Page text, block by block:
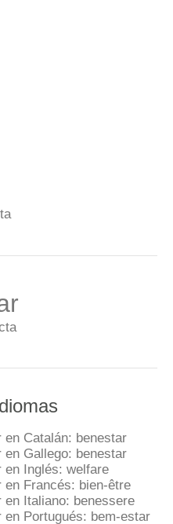
en Catalán: benestar
en Gallego: benestar
en Inglés: welfare
en Francés: bien-être
en Italiano: benessere
en Portugués: bem-estar